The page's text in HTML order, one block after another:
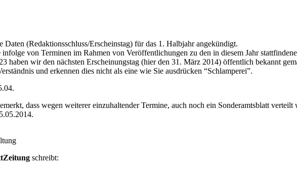
(Redaktionsschluss/Erscheinstag) für das 1. Halbjahr angekündigt.
von Terminen im Rahmen von Veröffentlichungen zu den in diesem Jahr
haben wir den nächsten Erscheinungstag (hier den 31. März 2014) öffentlich bekannt
und erkennen dies nicht als eine wie Sie ausdrücken “Schlamperei”.
dass wegen weiterer einzuhaltender Termine, auch noch ein Sonderamtsblatt
schreibt: